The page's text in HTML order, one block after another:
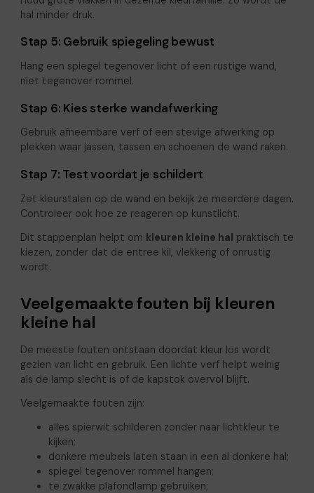
hal minder druk.
Stap 5: Gebruik spiegeling bewust
Hang een spiegel tegenover licht of een rustige wand,
niet tegenover rommel.
Stap 6: Kies sterke wandafwerking
Gebruik afneembare verf of een stevige afwerking op
plekken waar jassen, tassen en schoenen de wand raken.
Stap 7: Test voordat je schildert
Zet kleurstalen op de wand en bekijk ze meerdere dagen.
Controleer ook hoe ze reageren op kunstlicht.
Dit stappenplan helpt om kleuren kleine hal praktisch te
kiezen, zonder dat de entree kil, vlekkerig of onrustig
wordt.
Veelgemaakte fouten bij kleuren
kleine hal
De meeste fouten ontstaan doordat kleur los wordt
gezien van licht en gebruik. Een lichte verf helpt weinig
als de lamp slecht is of de kapstok overvol blijft.
Veelgemaakte fouten zijn:
alles spierwit schilderen zonder naar lichtkleur te
kijken;
donkere meubels laten staan in een al donkere hal;
spiegel tegenover rommel hangen;
te zwakke plafondlamp gebruiken;